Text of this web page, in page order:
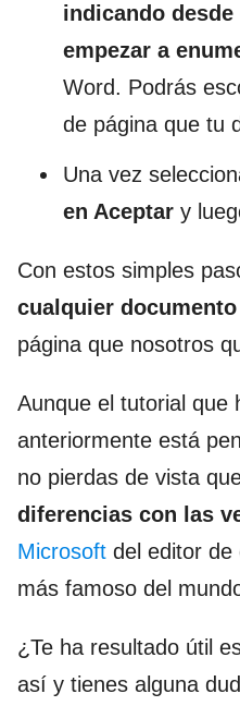
indicando
empezar a
Word. Podrás
de página que tu
Una vez
en Aceptar y
Con estos simples
cualquier documento
página que nosotros
Aunque el tutorial que
anteriormente está
no pierdas de vista
diferencias con las
Microsoft del editor de
más famoso del
¿Te ha resultado útil
así y tienes alguna